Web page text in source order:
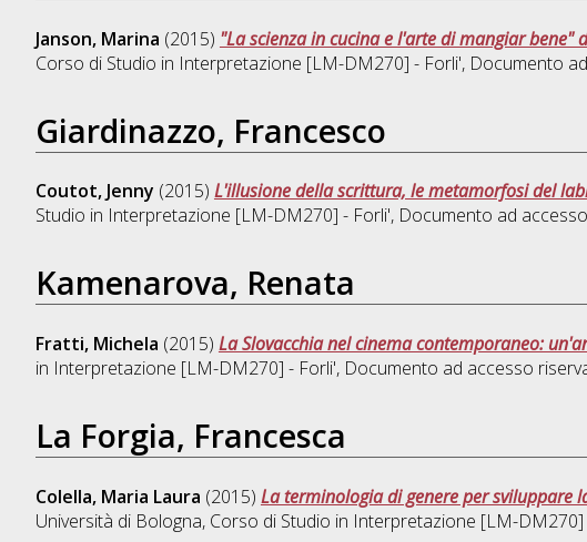
Janson, Marina (2015) "La scienza in cucina e l'arte di mangiar
Corso di Studio in Interpretazione [LM-DM270] - Forli', Documento
Giardinazzo, Francesco
Coutot, Jenny (2015) L'illusione della scrittura, le metamorfosi del
Studio in Interpretazione [LM-DM270] - Forli', Documento ad
Kamenarova, Renata
Fratti, Michela (2015) La Slovacchia nel cinema contemporaneo:
in Interpretazione [LM-DM270] - Forli', Documento ad accesso
La Forgia, Francesca
Colella, Maria Laura (2015) La terminologia di genere per sviluppare
Università di Bologna, Corso di Studio in Interpretazione [LM-DM270]